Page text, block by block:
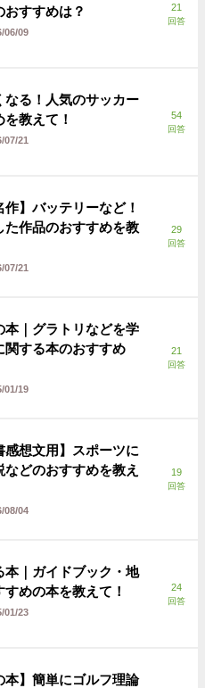
おすすめは？
06/09
21
回答
なる！人気のサッカー
教えて！
07/21
54
回答
作】バッテリーなど！
た作品のおすすめを教
07/21
29
回答
本｜グラトリなどを学
関する本のおすすめ
01/19
21
回答
感想文用】スポーツに
などのおすすめを教え
08/04
19
回答
本｜ガイドブック・地
すめの本を教えて！
01/23
24
回答
本】簡単にゴルフ理論